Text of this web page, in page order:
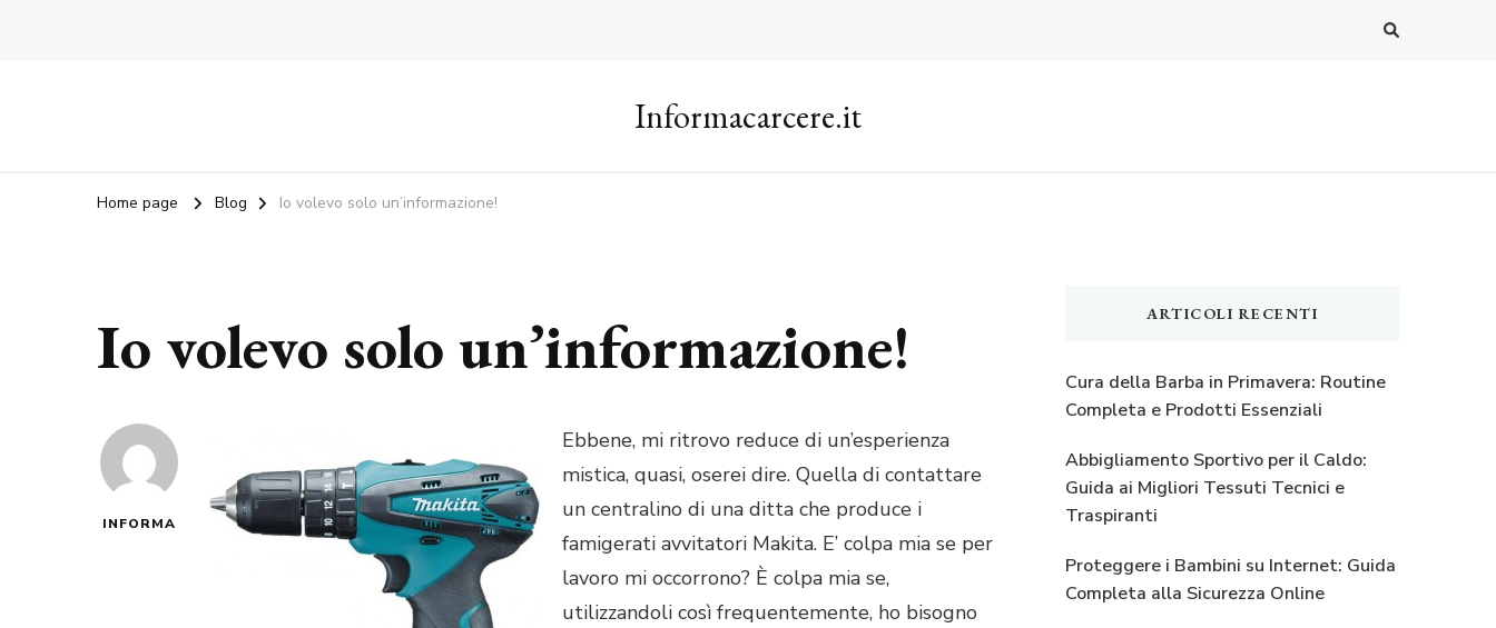
Informacarcere.it
Home page Blog Io volevo solo un’informazione!
Io volevo solo un’informazione!
INFORMA
Ebbene, mi ritrovo reduce di un’esperienza
mistica, quasi, oserei dire. Quella di contattare
un centralino di una ditta che produce i
famigerati avvitatori Makita. E’ colpa mia se per
lavoro mi occorrono? È colpa mia se,
utilizzandoli così frequentemente, ho bisogno
ARTICOLI RECENTI
Cura della Barba in Primavera: Routine
Completa e Prodotti Essenziali
Abbigliamento Sportivo per il Caldo:
Guida ai Migliori Tessuti Tecnici e
Traspiranti
Proteggere i Bambini su Internet: Guida
Completa alla Sicurezza Online